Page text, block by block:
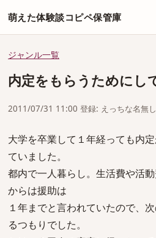
萌えた体験談コピペ保管庫
ジャンル一覧
内定をもらうためにし
2011/07/31 11:00 登録: えっちな名無
大学を卒業して１年経っても内
ていました。
都内で一人暮らし。生活費や活
からは援助は
１年までと言われていたので、
るつもりでした。